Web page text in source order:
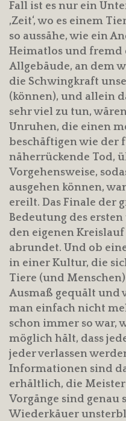
Fall ist es nur ein
‚Zeit‘, wo es einem
so aussähe, wie ein
Heimatlos und
Allgebäude, an dem
die Schwingkraft
(können), und allein
sehr viel zu tun,
Unruhen, die einen
beschäftigen wie der
näherrückende Tod,
Vorgehensweise,
ausgehen können,
ereilt. Das Finale der
Bedeutung des
den eigenen
abrundet. Und ob
in einer Kultur, die
Tiere (und
Ausmaß gequält und
man einfach nicht
schon immer so war,
möglich hält, dass
jeder verlassen
Informationen sind
erhältlich, die
Vorgänge sind genau
Wiederkäuer